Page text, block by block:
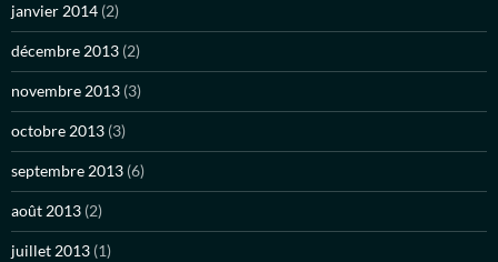
janvier 2014 (2)
décembre 2013 (2)
novembre 2013 (3)
octobre 2013 (3)
septembre 2013 (6)
août 2013 (2)
juillet 2013 (1)